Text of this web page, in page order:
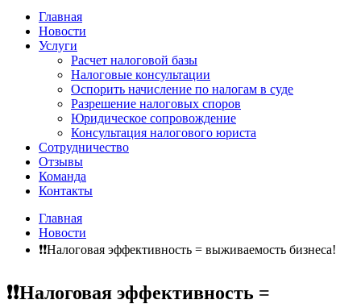
Главная
Новости
Услуги
Расчет налоговой базы
Налоговые консультации
Оспорить начисление по налогам в суде
Разрешение налоговых споров
Юридическое сопровождение
Консультация налогового юриста
Сотрудничество
Отзывы
Команда
Контакты
Главная
Новости
❗️❗️Налоговая эффективность = выживаемость бизнеса!
❗️❗️Налоговая эффективность =